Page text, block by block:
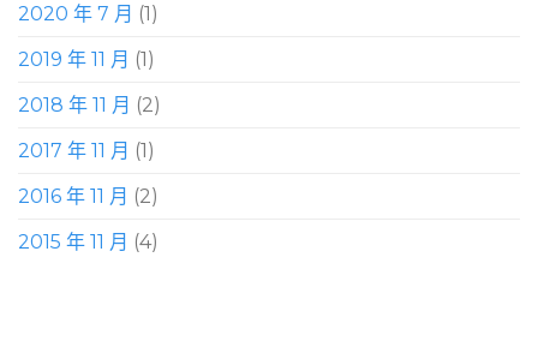
2020 年 7 月 (1)
2019 年 11 月 (1)
2018 年 11 月 (2)
2017 年 11 月 (1)
2016 年 11 月 (2)
2015 年 11 月 (4)